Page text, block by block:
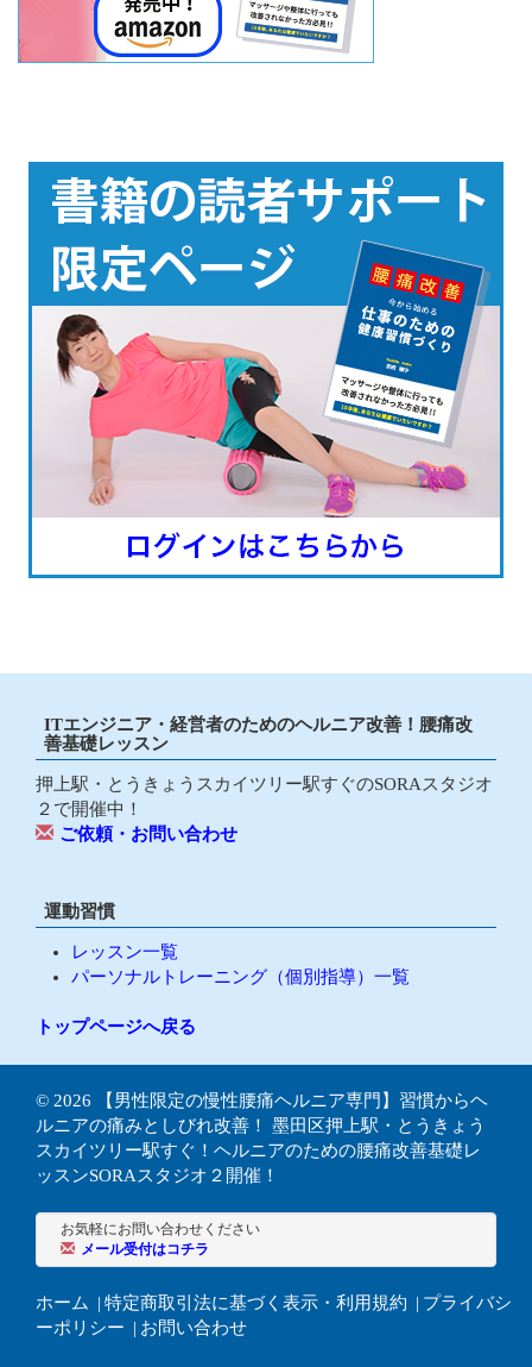
ITエンジニア・経営者のためのヘルニア改善！腰痛改
善基礎レッスン
押上駅・とうきょうスカイツリー駅すぐのSORAスタジオ
２で開催中！
ご依頼・お問い合わせ
運動習慣
レッスン一覧
パーソナルトレーニング（個別指導）一覧
トップページへ戻る
© 2026
【男性限定の慢性腰痛ヘルニア専門】習慣からヘ
ルニアの痛みとしびれ改善！ 墨田区押上駅・とうきょう
スカイツリー駅すぐ！ヘルニアのための腰痛改善基礎レ
ッスンSORAスタジオ２開催！
お気軽にお問い合わせください
メール受付はコチラ
ホーム 特定商取引法に基づく表示・利用規約
プライバシ
ーポリシー
お問い合わせ